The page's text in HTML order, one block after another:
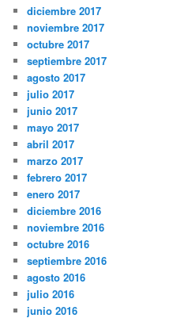
diciembre 2017
noviembre 2017
octubre 2017
septiembre 2017
agosto 2017
julio 2017
junio 2017
mayo 2017
abril 2017
marzo 2017
febrero 2017
enero 2017
diciembre 2016
noviembre 2016
octubre 2016
septiembre 2016
agosto 2016
julio 2016
junio 2016